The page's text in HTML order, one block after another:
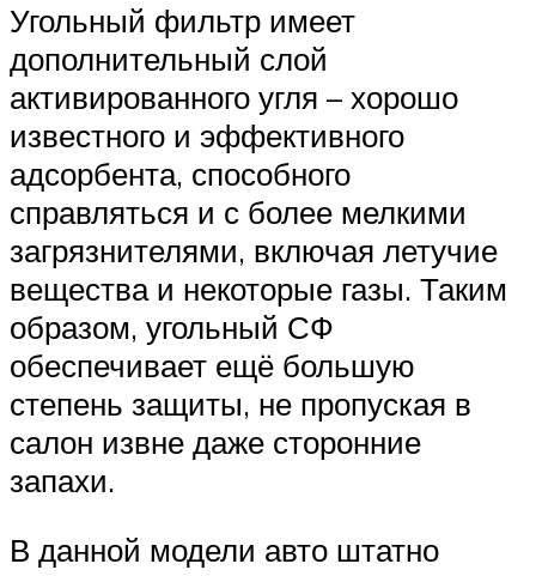
Угольный фильтр имеет
дополнительный слой
активированного угля – хорошо
известного и эффективного
адсорбента, способного
справляться и с более мелкими
загрязнителями, включая летучие
вещества и некоторые газы. Таким
образом, угольный СФ
обеспечивает ещё большую
степень защиты, не пропуская в
салон извне даже сторонние
запахи.
В данной модели авто штатно